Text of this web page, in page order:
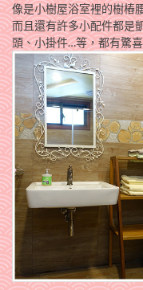
像是小樹屋浴室裡的樹樁
而且還有許多小配件都是
頭、小掛件…等，都有驚